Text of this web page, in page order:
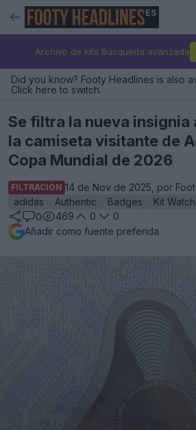
ES
Archivo de kits Búsqueda avanzada
Did you know? Footy Headlines is also
Click here to switch.
Se filtra la nueva insignia
la camiseta visitante de
Copa Mundial de 2026
FILTRACIÓN 14 de Nov de 2025, por
adidas
Authentic Badges Kit Watch
0
469 0
0
Añadir como fuente preferida